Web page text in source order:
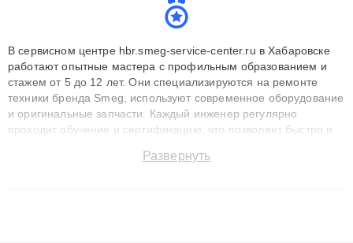
В сервисном центре hbr.smeg-service-center.ru в Хабаровске
работают опытные мастера с профильным образованием и
стажем от 5 до 12 лет. Они специализируются на ремонте
техники бренда Smeg, используют современное оборудование
и оригинальные запчасти. Каждый инженер регулярно
проходит обучение и сертификацию, что позволяет быстро и
сохранением гарантии до 3 лет. Наши мастера решают
Развернуть